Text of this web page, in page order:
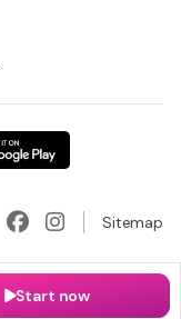
Start now
Sitemap